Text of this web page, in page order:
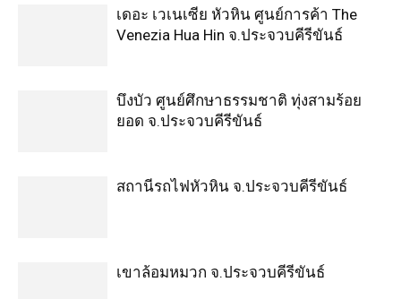
เดอะ เวเนเซีย หัวหิน ศูนย์การค้า The
Venezia Hua Hin จ.ประจวบคีรีขันธ์
บึงบัว ศูนย์ศึกษาธรรมชาติ ทุ่งสามร้อย
ยอด จ.ประจวบคีรีขันธ์
สถานีรถไฟหัวหิน จ.ประจวบคีรีขันธ์
เขาล้อมหมวก จ.ประจวบคีรีขันธ์